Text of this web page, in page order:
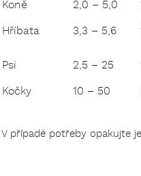
Koně
2,0 – 5,0
Hříbata
3,3 – 5,6
Psi 2,5 – 25
Kočky
10 – 50
V případě potřeby opakujte